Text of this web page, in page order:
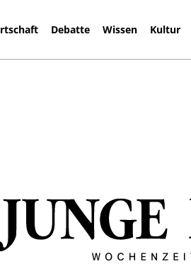
Debatte Wissen Kultur